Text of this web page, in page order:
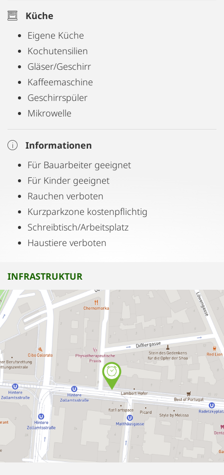
Küche
Eigene Küche
Kochutensilien
Gläser/Geschirr
Kaffeemaschine
Geschirrspüler
Mikrowelle
Informationen
Für Bauarbeiter geeignet
Für Kinder geeignet
Rauchen verboten
Kurzparkzone kostenpflichtig
Schreibtisch/Arbeitsplatz
Haustiere verboten
INFRASTRUKTUR